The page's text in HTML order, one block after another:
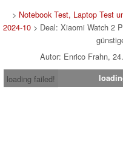
> Notebook Test, Laptop Test
2024-10 > Deal: Xiaomi Watch 2
Autor: Enrico Frahn,
loading failed!